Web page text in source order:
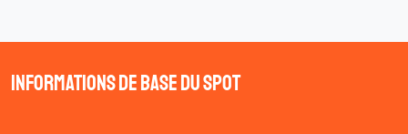
Informations de base du spot